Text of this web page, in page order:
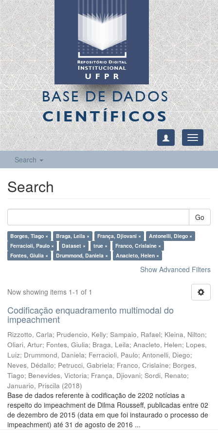
BASE DE DADOS
CIENTÍFICOS
Toggle
Search
Search
Go
Borges, Tiago × Braga, Leila × França, Djiovani ×
Antonelli, Diego ×
Ferracioli, Paulo ×
Dataset × true ×
Franco, Crislaine ×
Fontes, Giulia ×
Drummond, Daniela × Anacleto, Helen ×
Show Advanced Filters
Now showing items 1-1 of 1
Codificação enquadramento multimodal do
impeachment
Rizzotto, Carla; Prudencio, Kelly; Sampaio, Rafael; Kleina, Nilton;
Oliari, Artur; Fontes, Giulia; Braga, Leila; Anacleto, Helen; Lopes,
Luiz; Drummond, Daniela; Ferracioli, Paulo; Antonelli, Diego;
Neves, Dédallo; Petrucci, Gabriela; Franco, Crislaine; Borges,
Tiago; Benevides, Victoria; França, Djiovani; Sordi, Renato;
Januario, Priscila (2018)
Base de dados referente à codificação de 2202 notícias a
respeito do impeachment de Dilma Rousseff, publicadas entre 02
de dezembro de 2015 (data em que foi instaurado o processo de
impeachment) até 31 de agosto de 2016 ...